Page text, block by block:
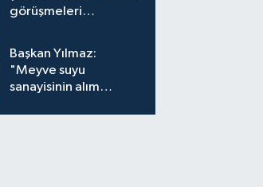
görüşmeleri
Başkan Yılmaz:
"Meyve suyu
sanayisinin alım